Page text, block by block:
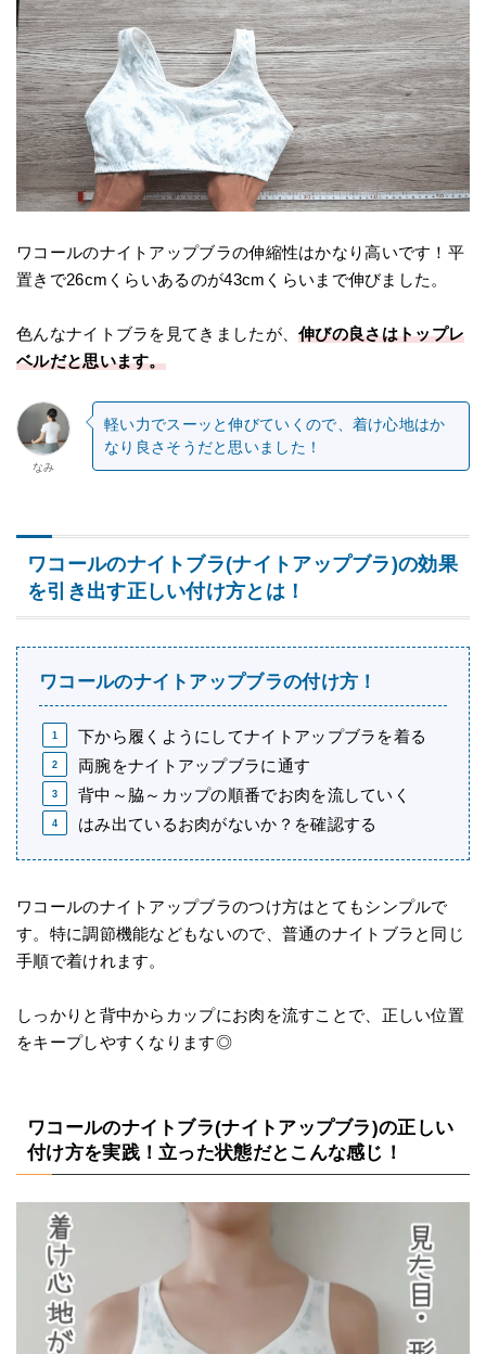
ワコールのナイトアップブラの伸縮性はかなり高いです！平
置きで26cmくらいあるのが43cmくらいまで伸びました。
色んなナイトブラを見てきましたが、伸びの良さはトップレ
ベルだと思います。
なみ
軽い力でスーッと伸びていくので、着け心地はか
なり良さそうだと思いました！
ワコールのナイトブラ(ナイトアップブラ)の効果
を引き出す正しい付け方とは！
ワコールのナイトアップブラの付け方！
下から履くようにしてナイトアップブラを着る
両腕をナイトアップブラに通す
背中～脇～カップの順番でお肉を流していく
はみ出ているお肉がないか？を確認する
ワコールのナイトアップブラのつけ方はとてもシンプルで
す。特に調節機能などもないので、普通のナイトブラと同じ
手順で着けれます。
しっかりと背中からカップにお肉を流すことで、正しい位置
をキープしやすくなります◎
ワコールのナイトブラ(ナイトアップブラ)の正しい
付け方を実践！立った状態だとこんな感じ！